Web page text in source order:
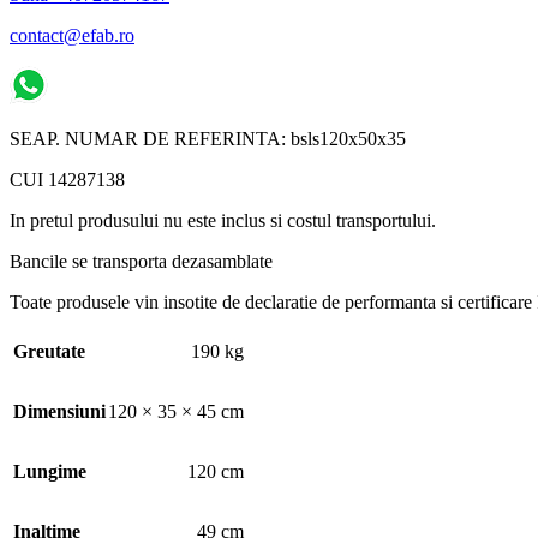
contact@efab.ro
SEAP. NUMAR DE REFERINTA: bsls120x50x35
CUI 14287138
In pretul produsului nu este inclus si costul transportului.
Bancile se transporta dezasamblate
Toate produsele vin insotite de declaratie de performanta si certificare
Greutate 190 kg
Dimensiuni120 × 35 × 45 cm
Lungime 120 cm
Inaltime 49 cm